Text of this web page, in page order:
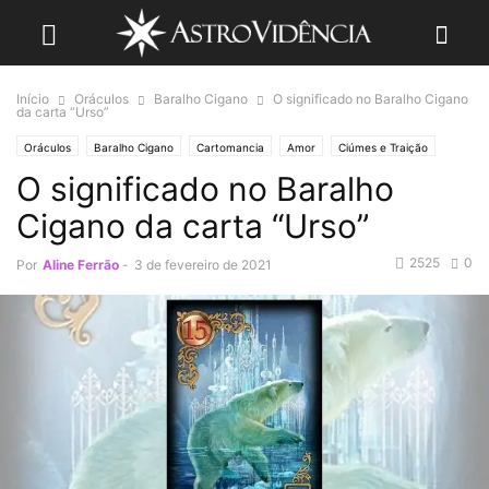
Início Oráculos Baralho Cigano
O significado no Baralho Cigano
da carta “Urso”
Oráculos Baralho Cigano Cartomancia Amor Ciúmes e Traição
Tarot
O significado no Baralho
Cigano da carta “Urso”
Por Aline Ferrão - 3 de fevereiro de 2021 0
2525